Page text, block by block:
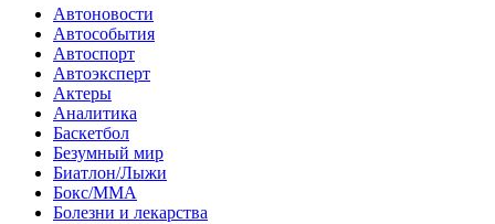
Автоновости
Автособытия
Автоспорт
Автоэксперт
Актеры
Аналитика
Баскетбол
Безумный мир
Биатлон/Лыжи
Бокс/MMA
Болезни и лекарства